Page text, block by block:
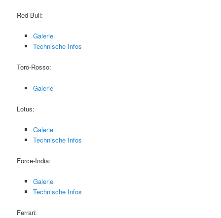
Red-Bull:
Galerie
Technische Infos
Toro-Rosso:
Galerie
Lotus:
Galerie
Technische Infos
Force-India:
Galerie
Technische Infos
Ferrari: